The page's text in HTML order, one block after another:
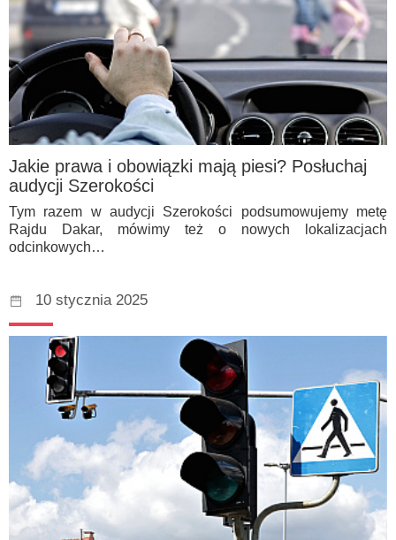
Jakie prawa i obowiązki mają piesi? Posłuchaj
audycji Szerokości
Tym razem w audycji Szerokości podsumowujemy metę
Rajdu Dakar, mówimy też o nowych lokalizacjach
odcinkowych…
10 stycznia 2025